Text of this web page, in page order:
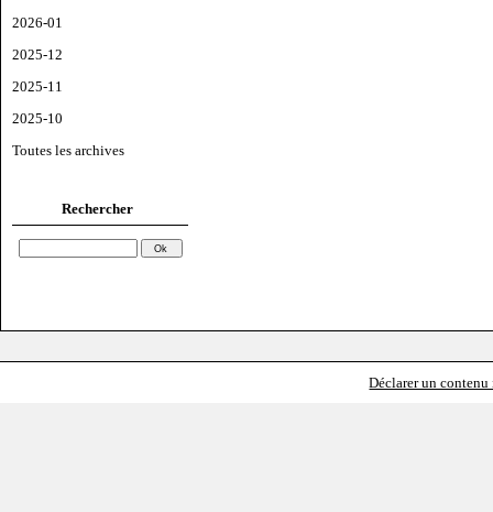
2026-01
2025-12
2025-11
2025-10
Toutes les archives
Rechercher
Déclarer un